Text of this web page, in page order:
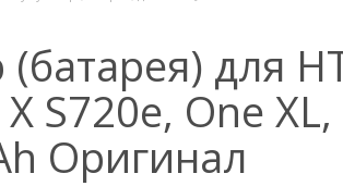
для
S720e, One
Оригинал